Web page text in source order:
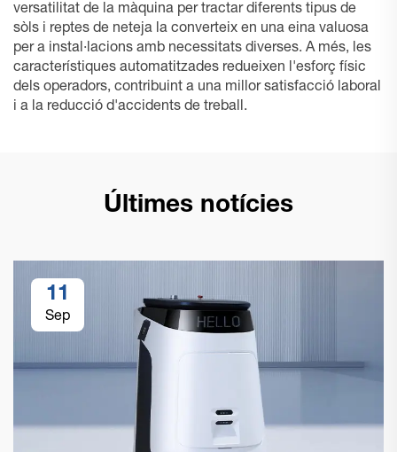
versatilitat de la màquina per tractar diferents tipus de
sòls i reptes de neteja la converteix en una eina valuosa
per a instal·lacions amb necessitats diverses. A més, les
característiques automatitzades redueixen l'esforç físic
dels operadors, contribuint a una millor satisfacció laboral
i a la reducció d'accidents de treball.
Últimes notícies
11
Sep